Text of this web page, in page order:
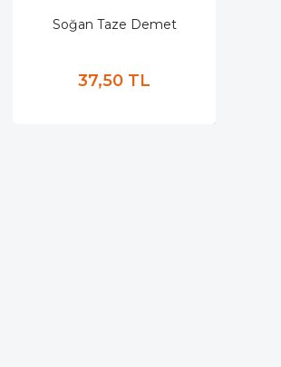
Soğan Taze Demet
37,50 TL